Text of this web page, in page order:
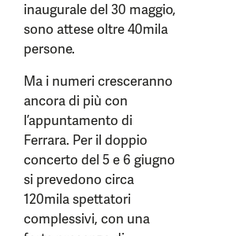
inaugurale del 30 maggio,
sono attese oltre 40mila
persone.
Ma i numeri cresceranno
ancora di più con
l’appuntamento di
Ferrara. Per il doppio
concerto del 5 e 6 giugno
si prevedono circa
120mila spettatori
complessivi, con una